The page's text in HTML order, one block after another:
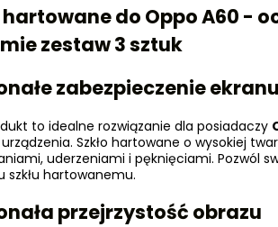
hartowane do Oppo A60 -
zestaw 3 sztuk
zabezpieczenie ekranu
to idealne rozwiązanie dla posiadaczy
Szkło hartowane o wysokiej
uderzeniami i pęknięciami. Pozwól
szkłu hartowanemu.
przejrzystość obrazu